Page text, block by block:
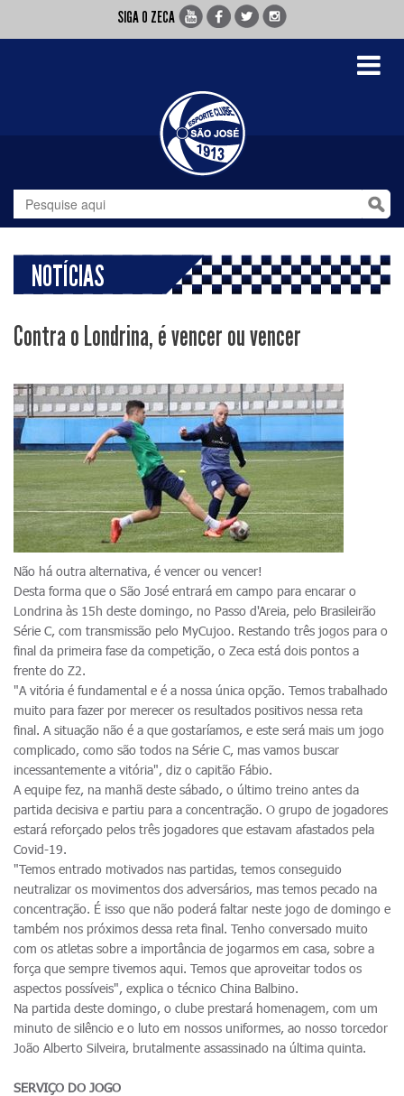
SIGA O ZECA
Toggle
NOTÍCIAS
Contra o Londrina, é vencer ou vencer
Não há outra alternativa, é vencer ou vencer!
Desta forma que o São José entrará em campo para encarar o
Londrina às 15h deste domingo, no Passo d'Areia, pelo Brasileirão
Série C, com transmissão pelo MyCujoo. Restando três jogos para o
final da primeira fase da competição, o Zeca está dois pontos a
frente do Z2.
"A vitória é fundamental e é a nossa única opção. Temos trabalhado
muito para fazer por merecer os resultados positivos nessa reta
final. A situação não é a que gostaríamos, e este será mais um jogo
complicado, como são todos na Série C, mas vamos buscar
incessantemente a vitória", diz o capitão Fábio.
A equipe fez, na manhã deste sábado, o último treino antes da
partida decisiva e partiu para a concentração. O grupo de jogadores
estará reforçado pelos três jogadores que estavam afastados pela
Covid-19.
"Temos entrado motivados nas partidas, temos conseguido
neutralizar os movimentos dos adversários, mas temos pecado na
concentração. É isso que não poderá faltar neste jogo de domingo e
também nos próximos dessa reta final. Tenho conversado muito
com os atletas sobre a importância de jogarmos em casa, sobre a
força que sempre tivemos aqui. Temos que aproveitar todos os
aspectos possíveis", explica o técnico China Balbino.
Na partida deste domingo, o clube prestará homenagem, com um
minuto de silêncio e o luto em nossos uniformes, ao nosso torcedor
João Alberto Silveira, brutalmente assassinado na última quinta.
SERVIÇO DO JOGO